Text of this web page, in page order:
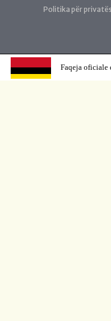
Politika për
Faqeja oficiale